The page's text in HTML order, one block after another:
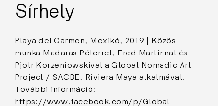
Sírhely
Playa del Carmen, Mexikó, 2019 | Közös
munka Madaras Péterrel, Fred Martinnal és
Pjotr Korzeniowskival a Global Nomadic Art
Project / SACBE, Riviera Maya alkalmával.
További információ:
https://www.facebook.com/p/Global-